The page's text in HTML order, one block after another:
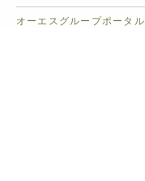
オーエスグループポータル